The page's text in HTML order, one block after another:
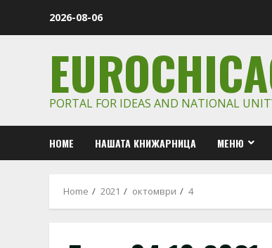
2026-08-06
PORTAL FOR IDEAS AND NATIONAL
HOME НАШАТА КНИЖАРНИЦА МЕНЮ
Home 2021 октомври 4